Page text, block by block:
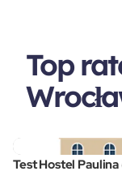
Top
Test Hostel Paulina